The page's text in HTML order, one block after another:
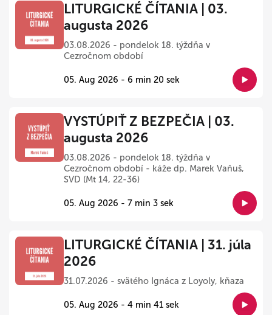
LITURGICKÉ ČÍTANIA | 03.
augusta 2026
03.08.2026 - pondelok 18. týždňa v
Cezročnom období
05. Aug 2026 - 6 min 20 sek
VYSTÚPIŤ Z BEZPEČIA | 03.
augusta 2026
03.08.2026 - pondelok 18. týždňa v
Cezročnom období - káže dp. Marek Vaňuš,
SVD (Mt 14, 22-36)
05. Aug 2026 - 7 min 3 sek
LITURGICKÉ ČÍTANIA | 31. júla
2026
31.07.2026 - svätého Ignáca z Loyoly, kňaza
05. Aug 2026 - 4 min 41 sek